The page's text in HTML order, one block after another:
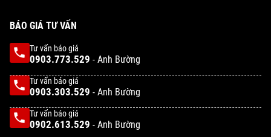
BÁO GIÁ TƯ VẤN
Tư vấn báo giá
0903.773.529 - Anh Bường
Tư vấn báo giá
0903.303.529 - Anh Bường
Tư vấn báo giá
0902.613.529 - Anh Bường